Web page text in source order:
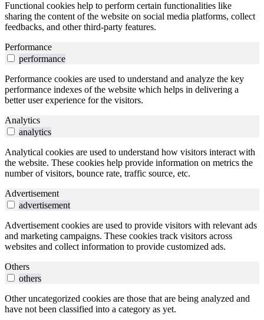
Functional cookies help to perform certain functionalities like
sharing the content of the website on social media platforms, collect
feedbacks, and other third-party features.
Performance
performance
Performance cookies are used to understand and analyze the key
performance indexes of the website which helps in delivering a
better user experience for the visitors.
Analytics
analytics
Analytical cookies are used to understand how visitors interact with
the website. These cookies help provide information on metrics the
number of visitors, bounce rate, traffic source, etc.
Advertisement
advertisement
Advertisement cookies are used to provide visitors with relevant ads
and marketing campaigns. These cookies track visitors across
websites and collect information to provide customized ads.
Others
others
Other uncategorized cookies are those that are being analyzed and
have not been classified into a category as yet.